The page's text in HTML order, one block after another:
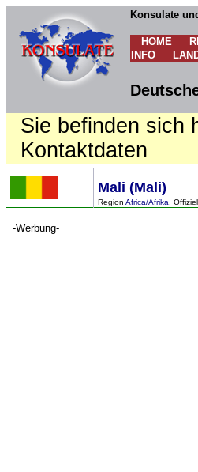
Konsulate
HOME
INFO
Sie befinden sich
Kontaktdaten
Mali (Mali)
Region Africa/Afrika ,
-Werbung-